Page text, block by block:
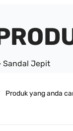
Sandal Jepit
Produk yang anda